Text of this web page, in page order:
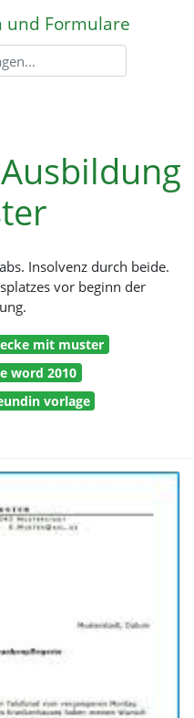
und Formulare
Insolvenz durch beide.
vor beginn der
mit muster
word 2010
vorlage